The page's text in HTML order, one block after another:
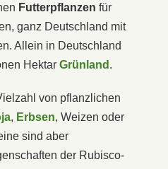
Futterpflanzen für
ganz Deutschland mit
Allein in Deutschland
Hektar Grünland .
von pflanzlichen
, Erbsen, Weizen oder
sind aber
der Rubisco-